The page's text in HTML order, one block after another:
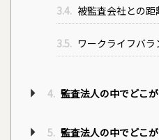
3.4. 被監査会社との
3.5. ワークライフバ
4. 監査法人の中でどこ
5. 監査法人の中でどこ